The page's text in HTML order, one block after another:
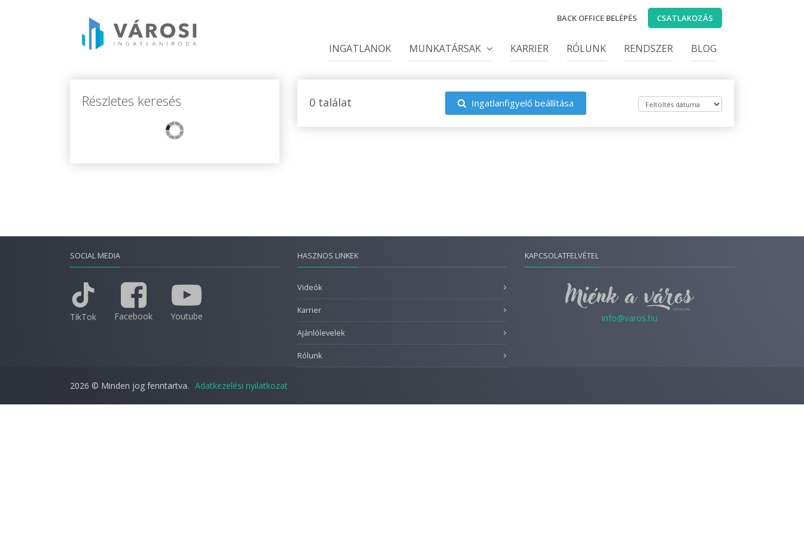
BACK OFFICE BELÉPÉS CSATLAKOZÁS
INGATLANOK MUNKATÁRSAK KARRIER RÓLUNK RENDSZER BLOG
Részletes keresés 0 találat Ingatlanfigyelő beállítása
SOCIAL MEDIA
TikTok Facebook Youtube
HASZNOS LINKEK
Videók
Karrier
Ajánlólevelek
Rólunk
KAPCSOLATFELVÉTEL
info@varos.hu
2026 © Minden jog fenntartva. Adatkezelési nyilatkozat